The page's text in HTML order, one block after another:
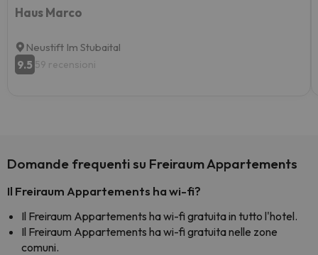
Haus Marco
Neustift Im Stubaital
9.5 59 recensioni
Domande frequenti su Freiraum Appartements
Il Freiraum Appartements ha wi-fi?
Il Freiraum Appartements ha wi-fi gratuita in tutto l'hotel.
Il Freiraum Appartements ha wi-fi gratuita nelle zone
comuni.